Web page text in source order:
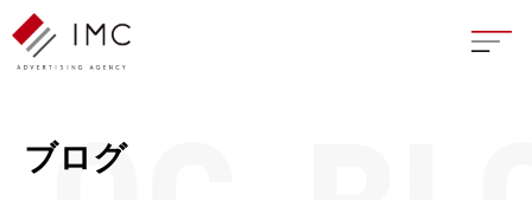
座談
ブログ